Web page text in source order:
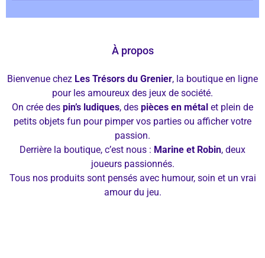
À propos
Bienvenue chez Les Trésors du Grenier, la boutique en ligne
pour les amoureux des jeux de société.
On crée des pin’s ludiques, des pièces en métal et plein de
petits objets fun pour pimper vos parties ou afficher votre
passion.
Derrière la boutique, c’est nous : Marine et Robin, deux
joueurs passionnés.
Tous nos produits sont pensés avec humour, soin et un vrai
amour du jeu.